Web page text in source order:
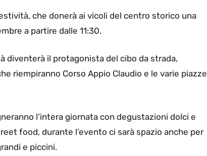
che donerà ai vicoli del centro storico una
a partire dalle 11:30.
diventerà il protagonista del cibo da strada,
riempiranno Corso Appio Claudio e le varie piazze
l’intera giornata con degustazioni dolci e
food, durante l’evento ci sarà spazio anche per
e piccini.